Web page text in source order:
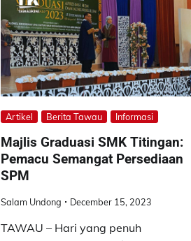
Artikel Berita Tawau Informasi
Majlis Graduasi SMK Titingan:
Pemacu Semangat Persediaan
SPM
Salam Undong December 15, 2023
TAWAU – Hari yang penuh